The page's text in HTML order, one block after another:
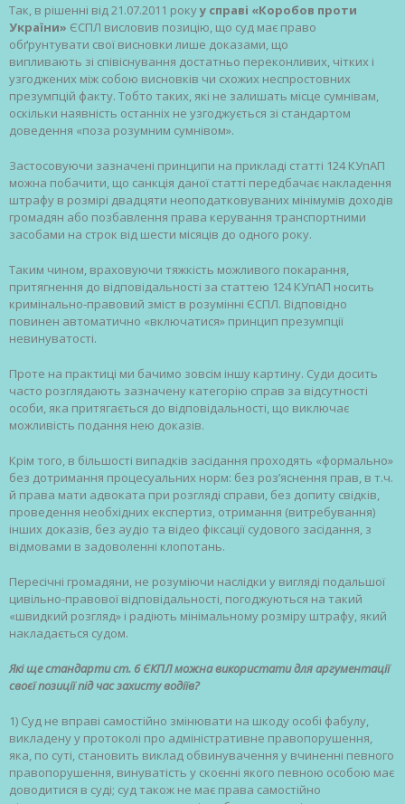
Так, в рішенні від 21.07.2011 рокуу справі «Коробов проти
України» ЄСПЛ висловив позицію, що суд має право
обґрунтувати свої висновки лише доказами, що
випливають зі співіснування достатньо переконливих, чітких і
узгоджених між собою висновків чи схожих неспростовних
презумпцій факту. Тобто таких, які не залишать місце сумнівам,
оскільки наявність останніх не узгоджується зі стандартом
доведення «поза розумним сумнівом».
Застосовуючи зазначені принципи на прикладі статті 124 КУпАП
можна побачити, що санкція даної статті передбачає накладення
штрафу в розмірі двадцяти неоподатковуваних мінімумів доходів
громадян або позбавлення права керування транспортними
засобами на строк від шести місяців до одного року.
Таким чином, враховуючи тяжкість можливого покарання,
притягнення до відповідальності за статтею 124 КУпАП носить
кримінально-правовий зміст в розумінні ЄСПЛ. Відповідно
повинен автоматично «включатися» принцип презумпції
невинуватості.
Проте на практиці ми бачимо зовсім іншу картину. Суди досить
часто розглядають зазначену категорію справ за відсутності
особи, яка притягається до відповідальності, що виключає
можливість подання нею доказів.
Крім того, в більшості випадків засідання проходять «формально»
без дотримання процесуальних норм: без роз’яснення прав, в т.ч.
й права мати адвоката при розгляді справи, без допиту свідків,
проведення необхідних експертиз, отримання (витребування)
інших доказів, без аудіо та відео фіксації судового засідання, з
відмовами в задоволенні клопотань.
Пересічні громадяни, не розуміючи наслідки у вигляді подальшої
цивільно-правової відповідальності, погоджуються на такий
«швидкий розгляд» і радіють мінімальному розміру штрафу, який
накладається судом.
Які ще стандарти ст. 6 ЄКПЛ можна використатидля аргументації
своєї позиції під час захисту водіїв?
1) Суд не вправі самостійно змінювати на шкоду особі фабулу,
викладену у протоколі про адміністративне правопорушення,
яка, по суті, становить виклад обвинувачення у вчиненні певного
правопорушення, винуватість у скоєнні якого певною особою має
доводитися в суді; суд також не має права самостійно